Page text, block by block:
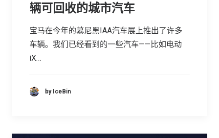
辆可回收的城市汽车
宝马在今年的慕尼黑IAA汽车展上推出了许多
车辆。我们已经看到的一些汽车——比如电动
iX…
by IceBin